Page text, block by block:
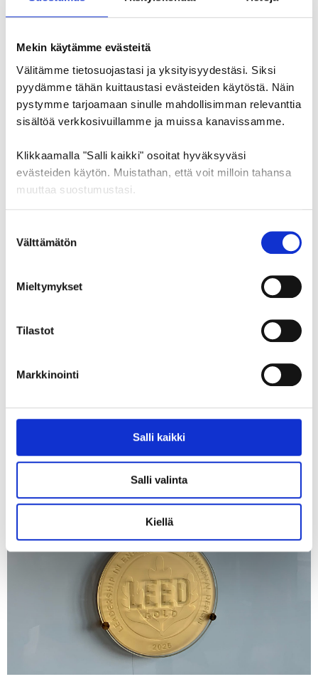
Mekin käytämme evästeitä
Välitämme tietosuojastasi ja yksityisyydestäsi. Siksi
pyydämme tähän kuittaustasi evästeiden käytöstä. Näin
pystymme tarjoamaan sinulle mahdollisimman relevanttia
sisältöä verkkosivuillamme ja muissa kanavissamme.
Klikkaamalla "Salli kaikki" osoitat hyväksyväsi
evästeiden käytön. Muistathan, että voit milloin tahansa
muuttaa suostumustasi.
valinta
Välttämätön
Mieltymykset
Tilastot
Markkinointi
Salli kaikki
Salli valinta
Kiellä
pesulapalvelut sekä henkilöstövuokraus
Kaikki Rakennustyöt
Yhteistyökumppanit Ilmalan alue